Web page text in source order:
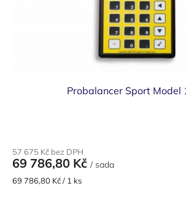
Probalancer Sport Model
57 675 Kč bez DPH
69 786,80 Kč / sada
Měrná
69 786,80 Kč / 1 ks